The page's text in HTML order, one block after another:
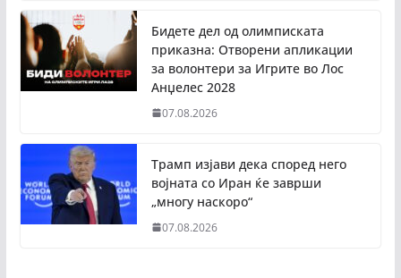
Бидете дел од олимписката
приказна: Отворени апликации
за волонтери за Игрите во Лос
Анџелес 2028
07.08.2026
Трамп изјави дека според него
војната со Иран ќе заврши
„многу наскоро“
07.08.2026